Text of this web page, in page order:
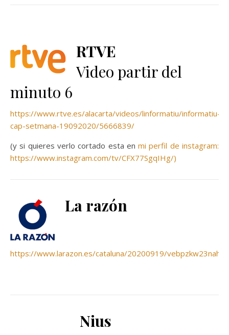
RTVE
Video partir del
minuto 6
https://www.rtve.es/alacarta/videos/linformatiu/informatiu-
cap-setmana-19092020/5666839/
(y si quieres verlo cortado esta enmi perfil de instagram:
https://www.instagram.com/tv/CFX77SgqIHg/)
La razón
https://www.larazon.es/cataluna/20200919/
Nius